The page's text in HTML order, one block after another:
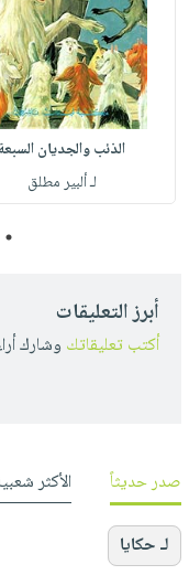
الذئب والجديان السبعة
لـ ألبير مطلق
1
أبرز التعليقات
أكتب تعليقاتك وشارك
صدر حديثاً الأكثر
لـ حكايا